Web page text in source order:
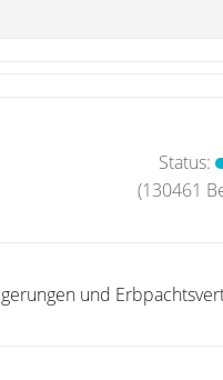
Status:
(130461
und